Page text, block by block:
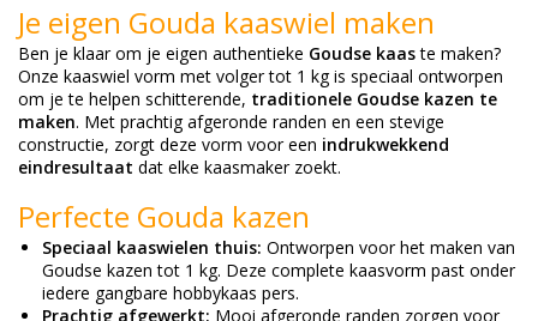
Je eigen Gouda kaaswiel maken
Ben je klaar om je eigen authentieke Goudse kaaste maken?
Onze kaaswiel vorm met volger tot 1 kg is speciaal ontworpen
om je te helpen schitterende, traditionele Goudse kazen te
maken. Met prachtig afgeronde randen en een stevige
constructie, zorgt deze vorm voor een indrukwekkend
eindresultaat dat elke kaasmaker zoekt.
Perfecte Gouda kazen
Speciaal kaaswielen thuis: Ontworpen voor het maken van
Goudse kazen tot 1 kg. Deze complete kaasvorm past onder
iedere gangbare hobbykaas pers.
Prachtig afgewerkt: Mooi afgeronde randen zorgen voor